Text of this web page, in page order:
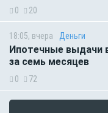
0 20
18:05, вчера Деньги
Ипотечные выдачи
за семь месяцев
0 72